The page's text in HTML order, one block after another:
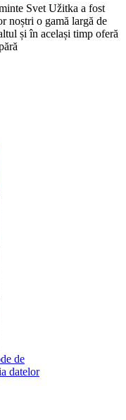
Svet Užitka a fost
noștri o gamă largă de
și în același timp oferă
de
datelor